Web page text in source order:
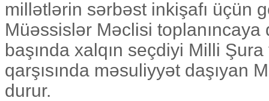
millətlərin sərbəst inkişafı üçün
Müəssislər Məclisi toplanıncaya
başında xalqın seçdiyi Milli
qarşısında məsuliyyət daşıyan
durur.